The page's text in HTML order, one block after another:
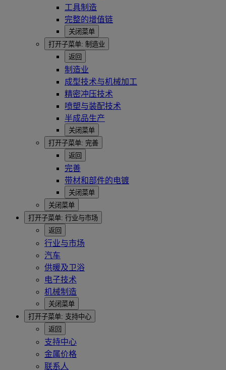
工具制造
完整的增值链
关闭菜单
打开子菜单: 制造业
返回
制造业
成型技术与机械加工
精密冲压技术
喷塑与装配技术
半成品生产
关闭菜单
打开子菜单: 完善
返回
完善
带材和部件的电镀
关闭菜单
关闭菜单
打开子菜单: 行业与市场
返回
行业与市场
汽车
供暖及卫浴
电子技术
机械制造
关闭菜单
打开子菜单: 支持中心
返回
支持中心
金属价格
联系人